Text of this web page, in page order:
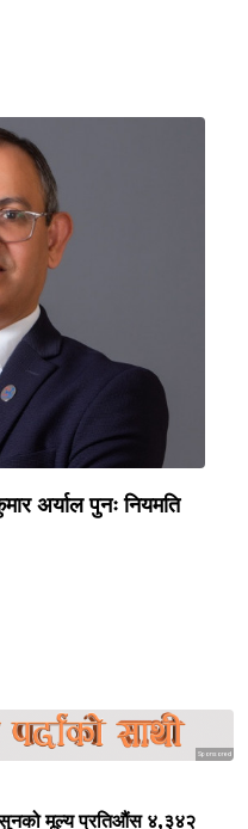
अर्याल पुनः नियमति
Sponsored
सुनको मूल्य प्रतिऔंस ४,३४२